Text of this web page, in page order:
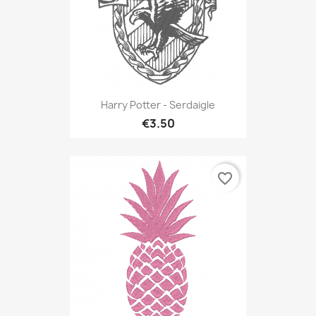
Harry Potter - Serdaigle
€3.50
favorite_border